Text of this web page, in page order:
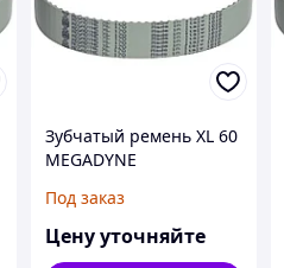
Зубчатый ремень XL 60
MEGADYNE
Под заказ
Цену уточняйте